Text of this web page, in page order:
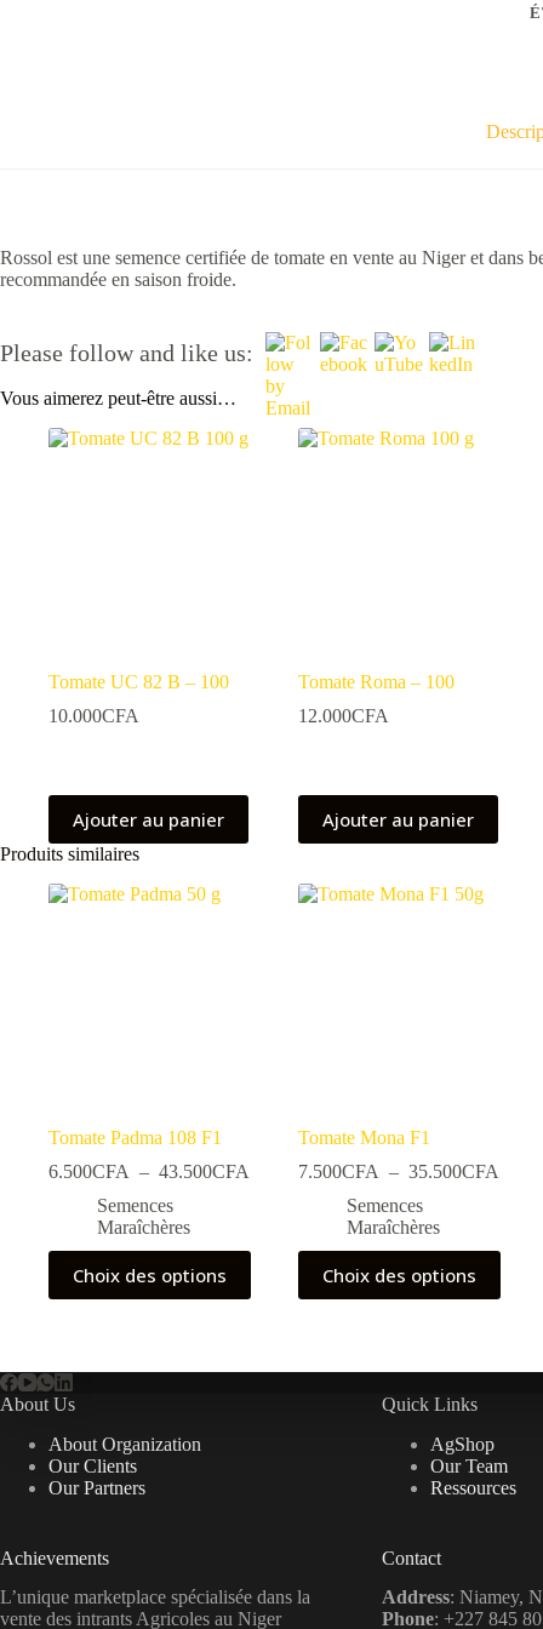
Rossol est une semence certifiée de tomate en vente au Niger et dans
recommandée en saison froide.
Please follow and like us:
Vous aimerez peut-être aussi…
Tomate UC 82 B – 100
10.000CFA
Ajouter au panier
Tomate Roma – 100
12.000CFA
Ajouter au panier
Produits similaires
Tomate Padma 108 F1
6.500CFA – 43.500CFA
à
43.500CFA
Semences
Maraîchères
Choix des options
Ce
produit
a
Les
options
peuvent
être
choisies
sur
la
produit
Tomate Mona F1
7.500CFA – 35.500CFA
à
Semences
Maraîchères
Choix des options
Ce
produit
a
Les
About Us
About Organization
Our Clients
Our Partners
Achievements
L’unique marketplace spécialisée dans la
vente des intrants Agricoles au Niger
Quick Links
AgShop
Our Team
Ressources
Contact
Address: Niamey,
Phone: +227 845